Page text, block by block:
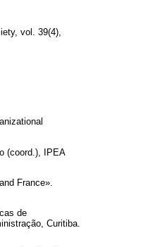
vol. 39(4),
(coord.), IPEA
France».
de
Curitiba.